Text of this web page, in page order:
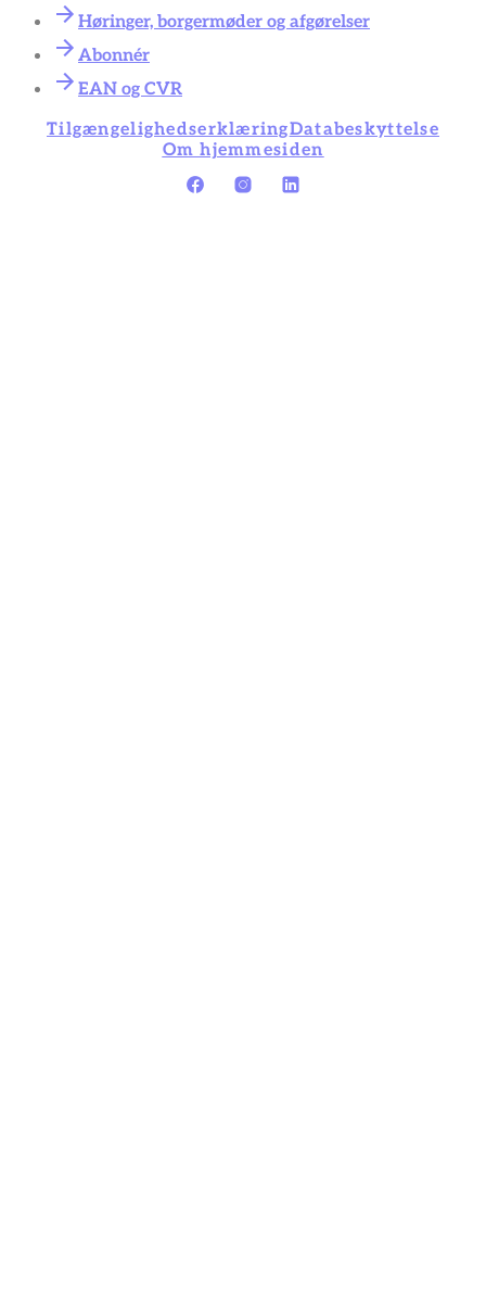
Høringer, borgermøder og afgørelser
Abonnér
EAN og CVR
TilgængelighedserklæringDatabeskyttelse
Om hjemmesiden